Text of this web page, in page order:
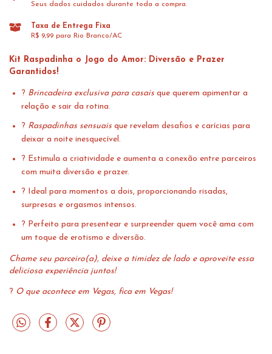
Seus dados cuidados durante toda a compra.
Taxa de Entrega Fixa
R$ 9,99 para Rio Branco/AC
Kit Raspadinha o Jogo do Amor: Diversão e Prazer
Garantidos!
? Brincadeira exclusiva para casais que querem apimentar a
relação e sair da rotina.
? Raspadinhas sensuais que revelam desafios e carícias para
deixar a noite inesquecível.
? Estimula a criatividade e aumenta a conexão entre parceiros
com muita diversão e prazer.
? Ideal para momentos a dois, proporcionando risadas,
surpresas e orgasmos intensos.
? Perfeito para presentear e surpreender quem você ama com
um toque de erotismo e diversão.
Chame seu parceiro(a), deixe a timidez de lado e aproveite essa
deliciosa experiência juntos!
? O que acontece em Vegas, fica em Vegas!